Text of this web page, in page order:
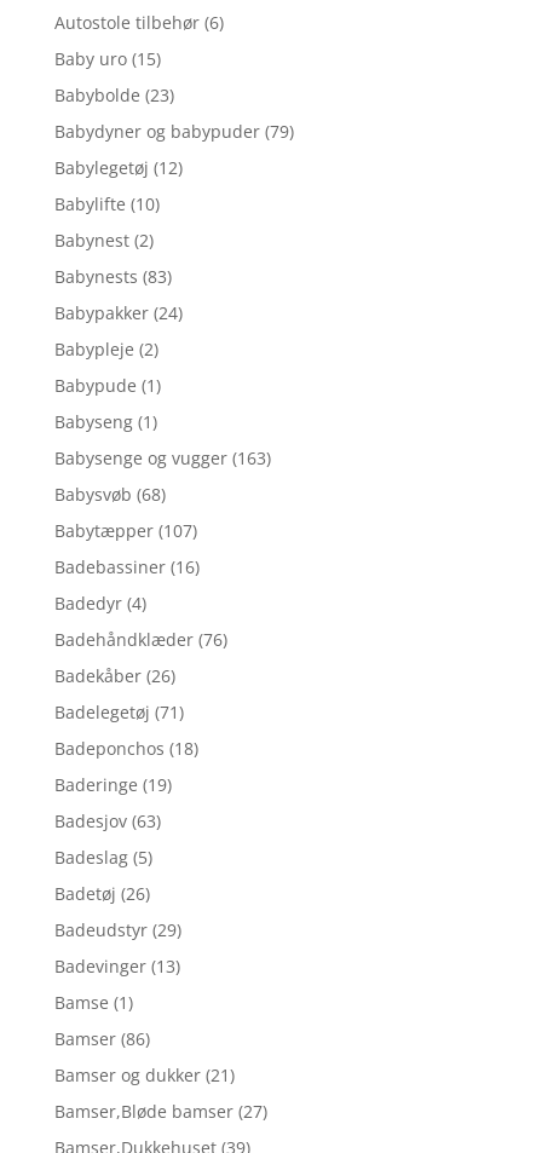
Autostole tilbehør (6)
Baby uro (15)
Babybolde (23)
Babydyner og babypuder (79)
Babylegetøj (12)
Babylifte (10)
Babynest (2)
Babynests (83)
Babypakker (24)
Babypleje (2)
Babypude (1)
Babyseng (1)
Babysenge og vugger (163)
Babysvøb (68)
Babytæpper (107)
Badebassiner (16)
Badedyr (4)
Badehåndklæder (76)
Badekåber (26)
Badelegetøj (71)
Badeponchos (18)
Baderinge (19)
Badesjov (63)
Badeslag (5)
Badetøj (26)
Badeudstyr (29)
Badevinger (13)
Bamse (1)
Bamser (86)
Bamser og dukker (21)
Bamser,Bløde bamser (27)
Bamser,Dukkehuset (39)